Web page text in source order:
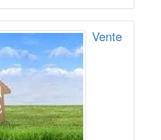
Vente